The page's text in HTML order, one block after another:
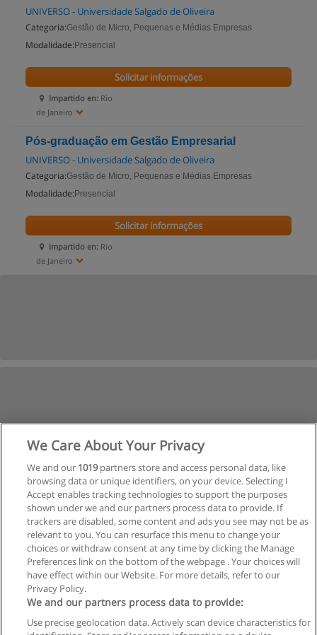
UNIVERSO - Universidade Salgado de Oliveira
Categoria:Gestão de Micro, Pequenas e Médias Empresas
Modalidade: Presencial
Impartido en: Rio
de Janeiro
Solicitar informações
Pós-graduação em Gestão Empresarial
UNIVERSO - Universidade Salgado de Oliveira
Categoria:Gestão de Micro, Pequenas e Médias Empresas
Modalidade: Presencial
Impartido en: Rio
de Janeiro
Solicitar informações
Regras de uso
Privacidade de dados
We Care About Your Privacy
We and our 1019partners store and access personal data, like
browsing data or unique identifiers, on your device. Selecting I
Accept enables tracking technologies to support the purposes
shown under we and our partners process data to provide. If
trackers are disabled, some content and ads you see may not be as
relevant to you. You can resurface this menu to change your
choices or withdraw consent at any time by clicking the Manage
Preferences link on the bottom of the webpage . Your choices will
have effect within our Website. For more details, refer to our
Privacy Policy.
We and our partners process data to provide:
Use precise geolocation data. Actively scan device characteristics for